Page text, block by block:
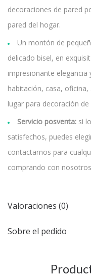
decoraciones de pared
pared del hogar.
Un montón de
delicado bisel, en
impresionante
habitación, casa,
lugar para decoración de
Servicio posventa: si
satisfechos, puedes
contactarnos para
comprando con
Valoraciones (0)
Sobre el pedido